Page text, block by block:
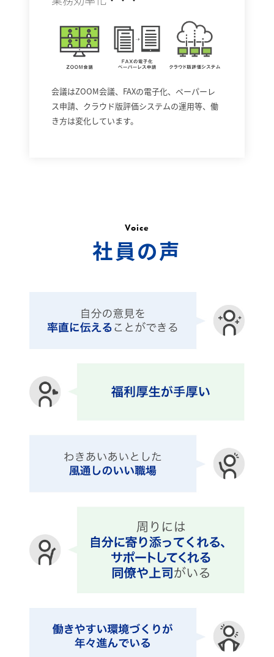
会議はZOOM会議、FAXの電子化、ペーパーレ
ス申請、クラウド版評価システムの運用等、働
き方は変化しています。
Voice
社員の声